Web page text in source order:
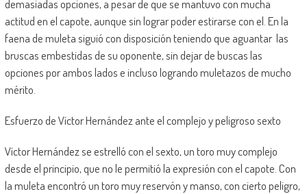
demasiadas opciones, a pesar de que se mantuvo con mucha
actitud en el capote, aunque sin lograr poder estirarse con el. En la
faena de muleta siguió con disposición teniendo que aguantar las
bruscas embestidas de su oponente, sin dejar de buscas las
opciones por ambos lados e incluso logrando muletazos de mucho
mérito.
Esfuerzo de Víctor Hernández ante el complejo y peligroso sexto
Víctor Hernández se estrelló con el sexto, un toro muy complejo
desde el principio, que no le permitió la expresión con el capote. Con
la muleta encontró un toro muy reservón y manso, con cierto peligro,